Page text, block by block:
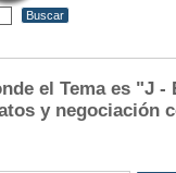
el Tema es "J
y negociación